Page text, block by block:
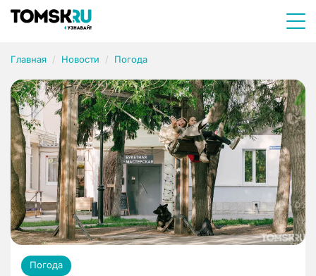
Главная Новости Погода
Погода